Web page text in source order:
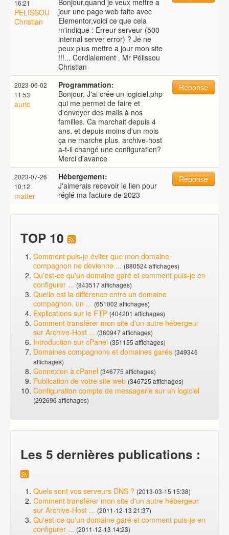
16:21
PELISSOU
Christian
Bonjour,quand je veux mettre a
jour une page web faite avec
Elementor,voici ce que cela
m'indique : Erreur serveur (500
internal server error) ? Je ne
peux plus mettre a jour mon site
!!!... Cordialement . Mr Pélissou
Christian
2023-06-02
11:53
auric
Programmation:
Bonjour, J'ai crée un logiciel.php
qui me permet de faire et
d'envoyer des mails à nos
familles. Ca marchait depuis 4
ans, et depuis moins d'un mois
ça ne marche plus. archive-host
a-t-il changé une configuration?
Merci d'avance
Réponse
2023-07-26
10:12
matter
Hébergement:
J'aimerais recevoir le lien pour
réglé ma facture de 2023
Réponse
TOP 10
Comment puis-je éviter que mon domaine
compagnon ne devienne ... (880524 affichages)
Qu'est-ce qu'un domaine garé et comment puis-je en
configurer ... (843517 affichages)
Quelle est la différence entre un domaine
compagnon, un ... (651002 affichages)
Explications sur le FTP (404201 affichages)
Comment transférer mon site d'un autre hébergeur
sur Archive-Host ... (360947 affichages)
Introduction sur cPanel (351155 affichages)
Domaines compagnons et domaines garés (349346
affichages)
Connexion à cPanel (346775 affichages)
Publication de votre site web (346725 affichages)
Configuration compte de messagerie sur un logiciel
(292696 affichages)
Les 5 dernières publications :
Quels sont vos serveurs DNS ? (2013-03-15 15:38)
Comment transférer mon site d'un autre hébergeur
sur Archive-Host ... (2011-12-13 21:37)
Qu'est-ce qu'un domaine garé et comment puis-je en
configurer ... (2011-12-13 14:23)